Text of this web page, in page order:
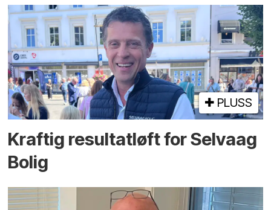
PLUSS
Kraftig resultatløft for Selvaag
Bolig